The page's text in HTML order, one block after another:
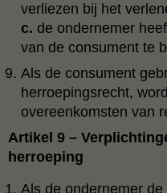
verliezen bij het
c. de ondernemer
van de consument te
Als de consument
herroepingsrecht,
overeenkomsten van
Artikel 9 –
herroeping
Als de ondernemer